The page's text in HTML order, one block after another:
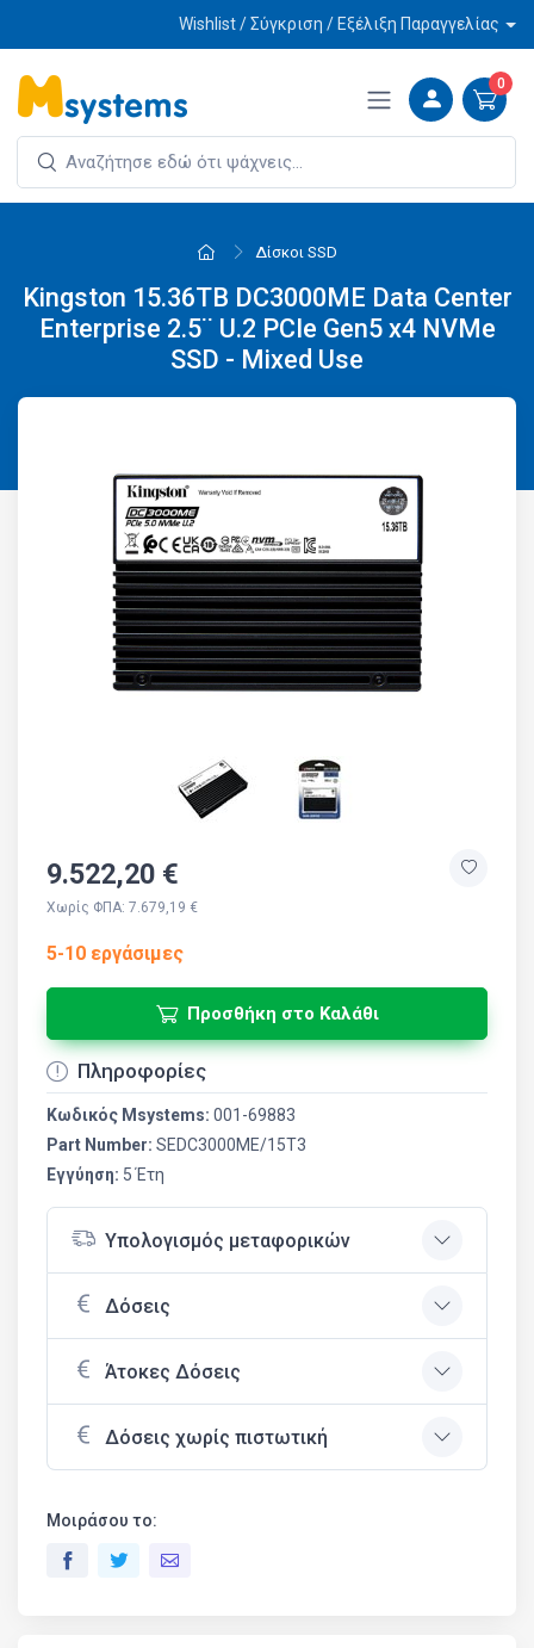
Wishlist / Σύγκριση / Εξέλιξη Παραγγελίας
0
Δίσκοι SSD
Kingston 15.36TB DC3000ME Data Center
Enterprise 2.5¨ U.2 PCIe Gen5 x4 NVMe
SSD - Mixed Use
9.522,20 €
Χωρίς ΦΠΑ: 7.679,19 €
5-10 εργάσιμες
Προσθήκη στο Καλάθι
Πληροφορίες
Κωδικός Msystems: 001-69883
Part Number: SEDC3000ME/15T3
Εγγύηση: 5 Έτη
Υπολογισμός μεταφορικών
Δόσεις
Άτοκες Δόσεις
Δόσεις χωρίς πιστωτική
Μοιράσου το: